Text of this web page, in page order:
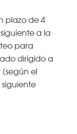
plazo de 4
a la
para
dirigido a
(según el